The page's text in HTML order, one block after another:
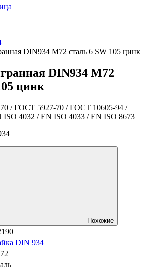
DIN934 М72 сталь 6 SW 105 цинк
DIN934 М72
цинк
/ ГОСТ 5927-70 / ГОСТ 10605-94 /
4032 / EN ISO 4033 / EN ISO 8673
Похожие
DIN 934